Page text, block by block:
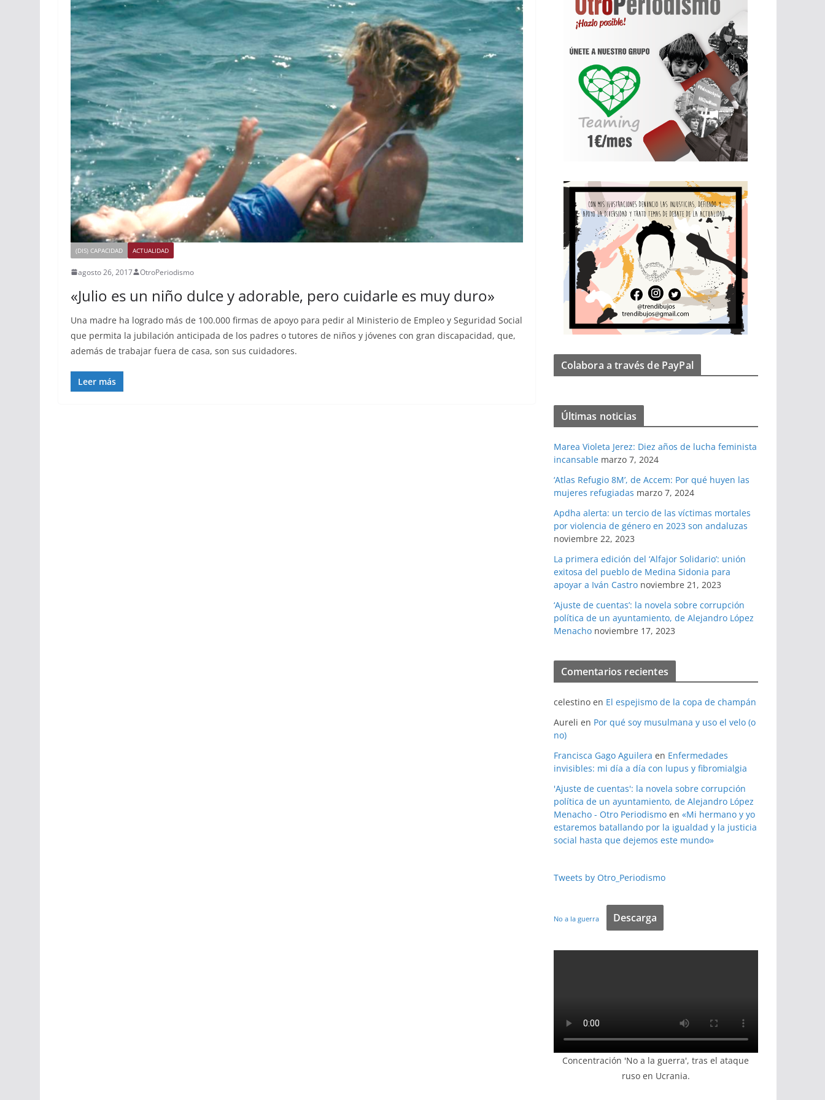
(DIS) CAPACIDAD ACTUALIDAD
agosto 26, 2017 OtroPeriodismo
«Julio es un niño dulce y adorable, pero cuidarle es muy duro»
Una madre ha logrado más de 100.000 firmas de apoyo para pedir al Ministerio de Empleo y Seguridad Social
que permita la jubilación anticipada de los padres o tutores de niños y jóvenes con gran discapacidad, que,
además de trabajar fuera de casa, son sus cuidadores.
Leer más
Colabora a través de PayPal
Últimas noticias
Marea Violeta Jerez: Diez años de lucha feminista
incansable marzo 7, 2024
‘Atlas Refugio 8M’, de Accem: Por qué huyen las
mujeres refugiadas marzo 7, 2024
Apdha alerta: un tercio de las víctimas mortales
por violencia de género en 2023 son andaluzas
noviembre 22, 2023
La primera edición del ‘Alfajor Solidario’: unión
exitosa del pueblo de Medina Sidonia para
apoyar a Iván Castro noviembre 21, 2023
‘Ajuste de cuentas’: la novela sobre corrupción
política de un ayuntamiento, de Alejandro López
Menacho noviembre 17, 2023
Comentarios recientes
celestinoen El espejismo de la copa de champán
Aureli en Por qué soy musulmana y uso el velo (o
no)
Francisca Gago Aguilera en Enfermedades
invisibles: mi día a día con lupus y fibromialgia
'Ajuste de cuentas': la novela sobre corrupción
política de un ayuntamiento, de Alejandro López
Menacho - Otro Periodismoen «Mi hermano y yo
estaremos batallando por la igualdad y la justicia
social hasta que dejemos este mundo»
Tweets by Otro_Periodismo
No a la guerra Descarga
Concentración 'No a la guerra', tras el ataque
ruso en Ucrania.